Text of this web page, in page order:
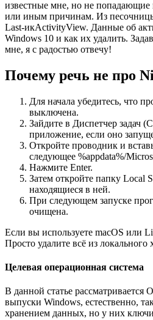
известные мне, но не попадающие
или иным причинам. Из
Last-икActivityView. Данные об
Windows 10 и как их удалить.
мне, я с радостью отвечу!
Почему речь не про
Для начала убедитесь, что
выключена.
Зайдите в Диспетчер задач
приложение, если оно
Откройте проводник и
следующее %appdata%/
Нажмите Enter.
Затем откройте папку Local
находящиеся в ней.
При следующем запуске
очищена.
Если вы используете macOS или
Просто удалите всё из локального
Целевая операционная система
В данной статье
выпуски Windows, естественно,
хранением данных, но у них